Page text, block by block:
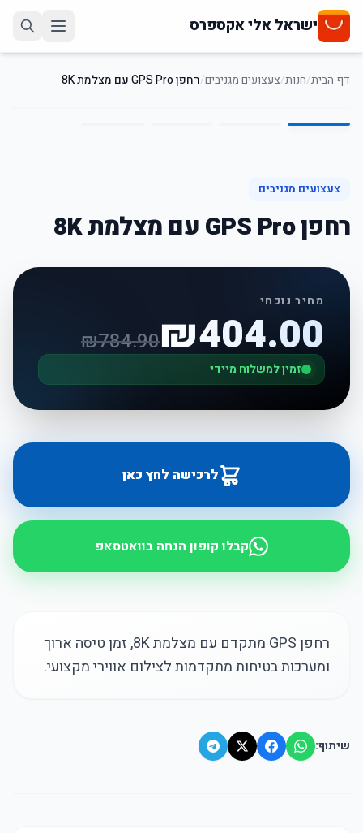
ישראל אלי אקספרס
דף הבית/חנות/צעצועים מגניבים/רחפן GPS Pro עם מצלמת 8K
1
/
4
צעצועים מגניבים
רחפן GPS Pro עם מצלמת 8K
מחיר נוכחי
₪404.00
₪784.90
זמין למשלוח מיידי
לרכישה לחץ כאן
קבלו קופון הנחה בוואטסאפ
רחפן GPS מתקדם עם מצלמת 8K, זמן טיסה ארוך
ומערכות בטיחות מתקדמות לצילום אווירי מקצועי.
שיתוף: